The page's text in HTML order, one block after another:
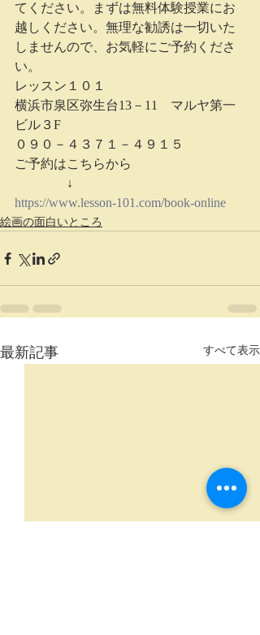
てください。まずは無料体験授業にお
越しください。無理な勧誘は一切いた
しませんので、お気軽にご予約くださ
い。
レッスン１０１
横浜市泉区弥生台13－11　マルヤ第一
ビル３F
０９０－４３７１－４９１５
ご予約はこちらから
↓
https://www.lesson-101.com/book-online
絵画の面白いところ
最新記事 すべて表示